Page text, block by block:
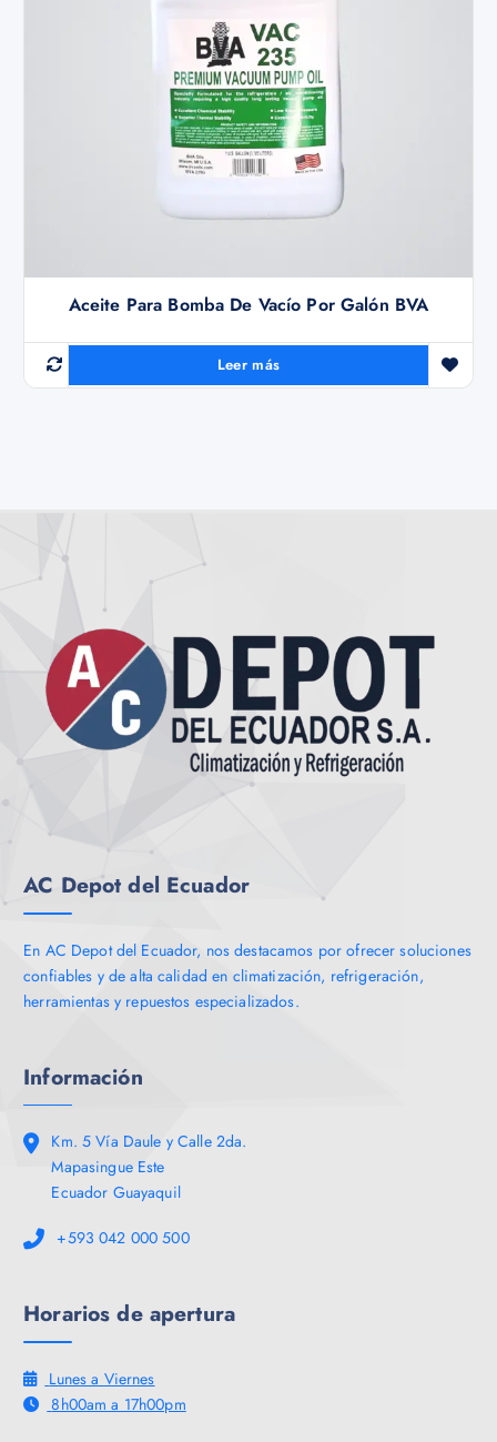
Aceite Para Bomba De Vacío Por Galón BVA
Leer más
AC Depot del Ecuador
En AC Depot del Ecuador, nos destacamos por ofrecer soluciones
confiables y de alta calidad en climatización, refrigeración,
herramientas y repuestos especializados.
Información
Km. 5 Vía Daule y Calle 2da.
Mapasingue Este
Ecuador Guayaquil
+593 042 000 500
Horarios de apertura
Lunes a Viernes
8h00am a 17h00pm